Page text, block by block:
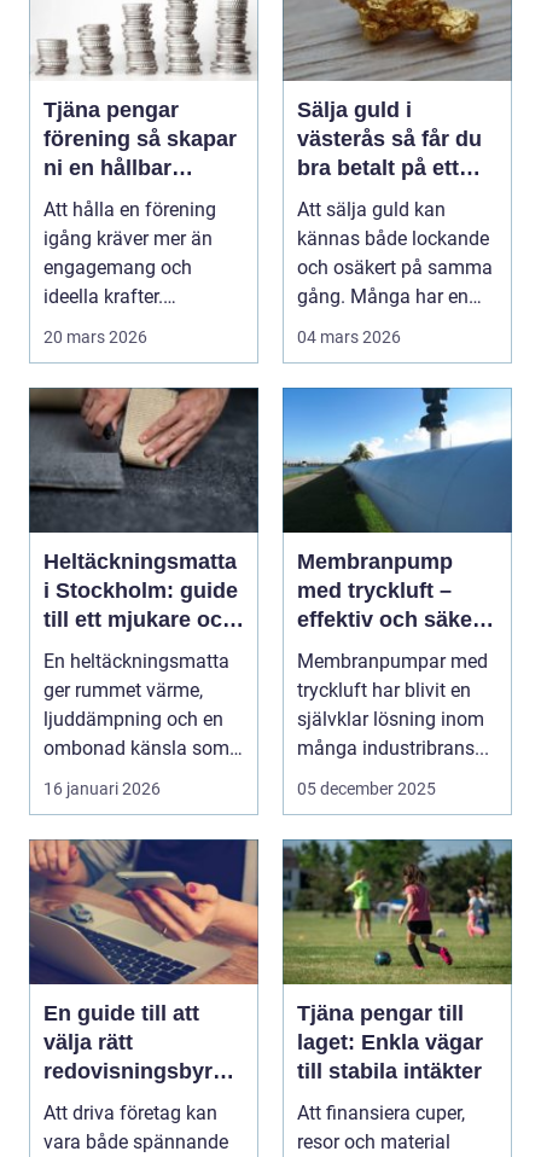
Tjäna pengar
förening så skapar
ni en hållbar
föreningskassa
Att hålla en förening
igång kräver mer än
engagemang och
ideella krafter.
Träningsläger, cuper,
20 mars 2026
Sälja guld i
västerås så får du
bra betalt på ett
tryggt sätt
Att sälja guld kan
kännas både lockande
och osäkert på samma
gång. Många har en
gammal ring i byrålå...
04 mars 2026
Heltäckningsmatta
i Stockholm: guide
till ett mjukare och
tystare hem
En heltäckningsmatta
ger rummet värme,
ljuddämpning och en
ombonad känsla som
f&...
16 januari 2026
Membranpump
med tryckluft –
effektiv och säker
pumpteknik
Membranpumpar med
tryckluft har blivit en
självklar lösning inom
många industribrans...
05 december 2025
En guide till att
välja rätt
redovisningsbyrå i
Stockholm
Att driva företag kan
vara både spännande
Tjäna pengar till
laget: Enkla vägar
till stabila intäkter
Att finansiera cuper,
resor och material